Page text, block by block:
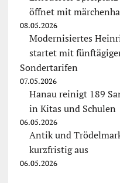
öffnet mit
08.05.2026
Modernisiertes
startet mit
Sondertarifen
07.05.2026
Hanau reinigt 189
in Kitas und Schulen
06.05.2026
Antik und
kurzfristig aus
06.05.2026